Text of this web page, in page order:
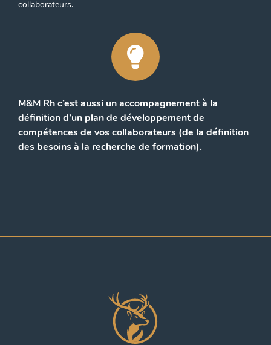
collaborateurs.
M&M Rh c’est aussi un accompagnement à la
définition d’un plan de développement de
compétences de vos collaborateurs (de la définition
des besoins à la recherche de formation).